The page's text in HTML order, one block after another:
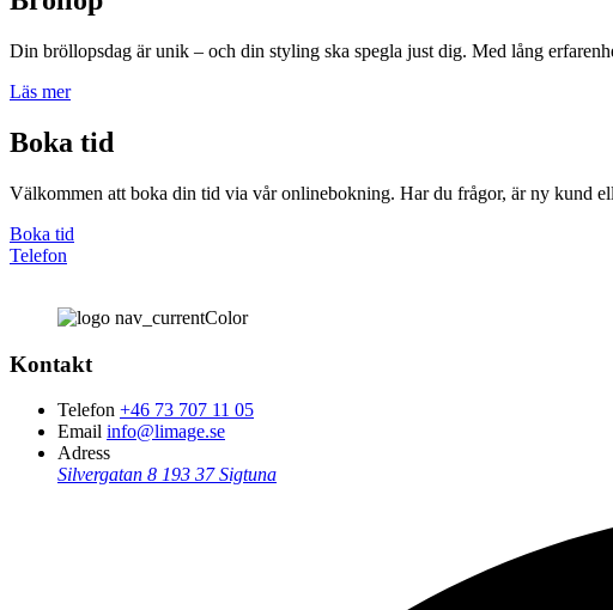
Din bröllopsdag är unik – och din styling ska spegla just dig. Med lång
Läs mer
Boka tid
Välkommen att boka din tid via vår onlinebokning. Har du frågor, är ny kund
Boka tid
Telefon
Kontakt
Telefon +46 73 707 11 05
Email info@limage.se
Adress
Silvergatan 8 193 37 Sigtuna